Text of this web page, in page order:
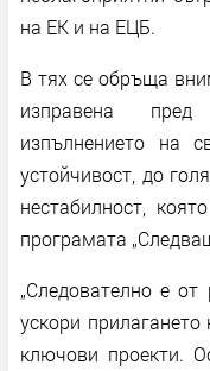
на ЕК и на ЕЦБ.
В тях се обръща
изправена
изпълнението на
устойчивост, до
нестабилност,
програмата
„Следователно е
ускори
ключови проекти.